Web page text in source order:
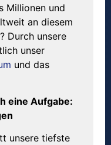
Millionen und
an diesem
Durch unsere
unser
und das
eine Aufgabe:
unsere tiefste